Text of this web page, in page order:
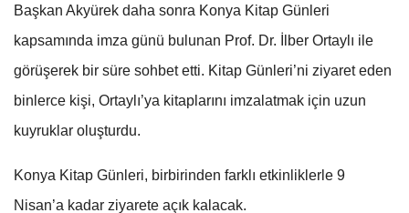
Başkan Akyürek daha sonra Konya Kitap Günleri
kapsamında imza günü bulunan Prof. Dr. İlber Ortaylı ile
görüşerek bir süre sohbet etti. Kitap Günleri’ni ziyaret eden
binlerce kişi, Ortaylı’ya kitaplarını imzalatmak için uzun
kuyruklar oluşturdu.
Konya Kitap Günleri, birbirinden farklı etkinliklerle 9
Nisan’a kadar ziyarete açık kalacak.